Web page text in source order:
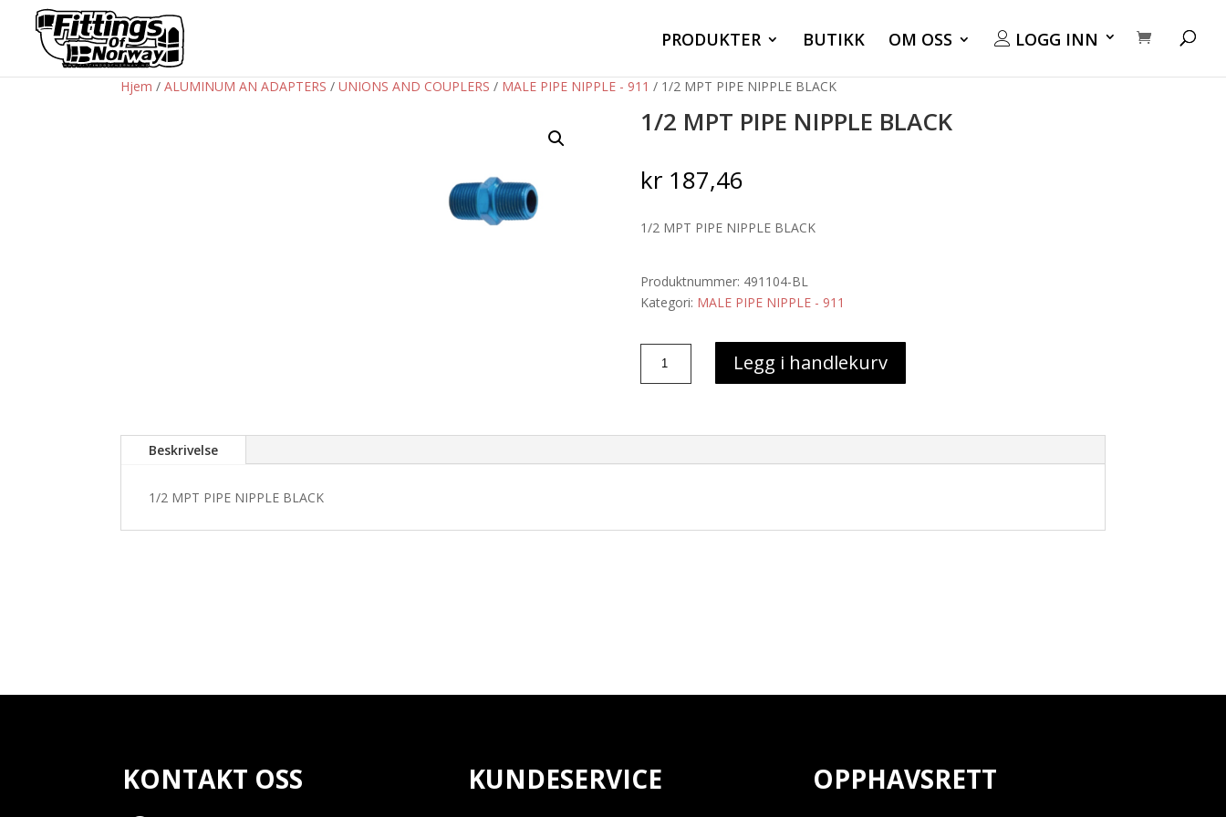
PRODUKTER BUTIKK OM OSS LOGG INN
Hjem / ALUMINUM AN ADAPTERS / UNIONS AND COUPLERS / MALE PIPE NIPPLE - 911 / 1/2 MPT PIPE NIPPLE BLACK
1/2 MPT PIPE NIPPLE BLACK
kr187,46
1/2 MPT PIPE NIPPLE BLACK
Produktnummer: 491104-BL
Kategori: MALE PIPE NIPPLE - 911
MPT
BLACK
Legg i handlekurv
Beskrivelse
1/2 MPT PIPE NIPPLE BLACK
KONTAKT OSS KUNDESERVICE OPPHAVSRETT